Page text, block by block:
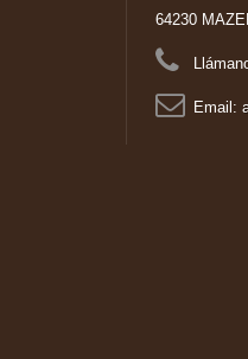
64230
Email: